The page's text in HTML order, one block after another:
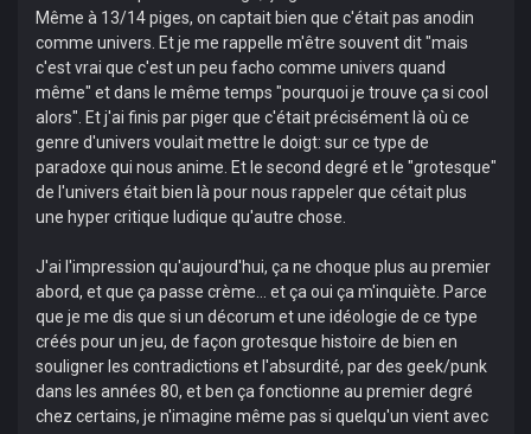
Même à 13/14 piges, on captait bien que c'était pas anodin
comme univers. Et je me rappelle m'être souvent dit "mais
c'est vrai que c'est un peu facho comme univers quand
même" et dans le même temps "pourquoi je trouve ça si cool
alors". Et j'ai finis par piger que c'était précisément là où ce
genre d'univers voulait mettre le doigt: sur ce type de
paradoxe qui nous anime. Et le second degré et le "grotesque"
de l'univers était bien là pour nous rappeler que cétait plus
une hyper critique ludique qu'autre chose.
J'ai l'impression qu'aujourd'hui, ça ne choque plus au premier
abord, et que ça passe crème... et ça oui ça m'inquiète. Parce
que je me dis que si un décorum et une idéologie de ce type
créés pour un jeu, de façon grotesque histoire de bien en
souligner les contradictions et l'absurdité, par des geek/punk
dans les années 80, et ben ça fonctionne au premier degré
chez certains, je n'imagine même pas si quelqu'un vient avec